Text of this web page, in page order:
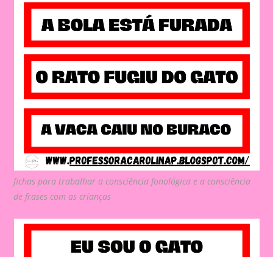
fichas para trabalhar a consciência fonológica e a consciência
de frases com as crianças